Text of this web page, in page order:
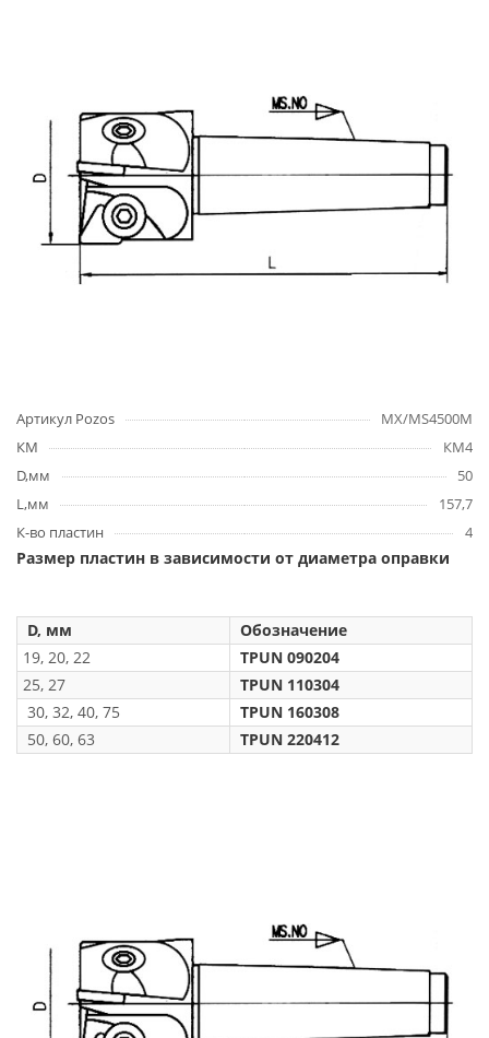
Артикул Pozos
MX/MS4500M
КМ
КМ4
D,мм
50
L,мм
157,7
К-во пластин
4
Размер пластин в зависимости от диаметра оправки
D, мм
Обозначение
19, 20, 22
TPUN 090204
25, 27
TPUN 110304
30, 32, 40, 75
TPUN 160308
50, 60, 63
TPUN 220412